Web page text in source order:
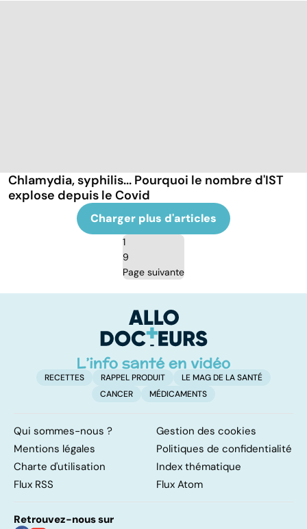
Chlamydia, syphilis... Pourquoi le nombre d'IST
explose depuis le Covid
Charger plus d'articles
1
9
Page suivante
RECETTES RAPPEL PRODUIT
LE MAG DE LA SANTÉ
CANCER
MÉDICAMENTS
Qui sommes-nous ?
Gestion des cookies
Mentions légales
Politiques de confidentialité
Charte d'utilisation
Index thématique
Flux RSS
Flux Atom
Retrouvez-nous sur